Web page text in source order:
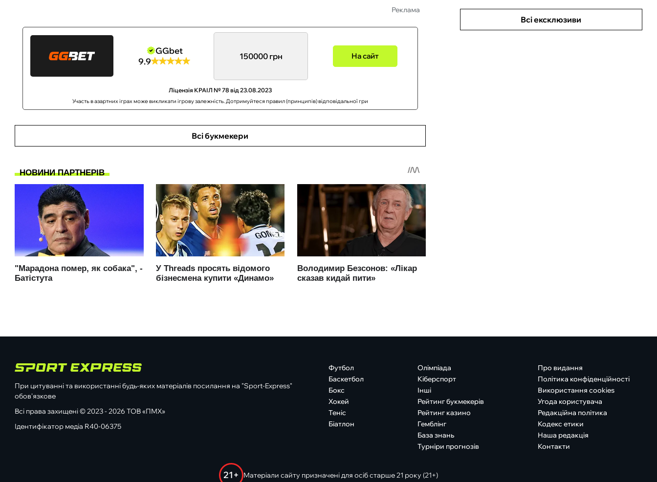
Реклама
GGbet
9.9
150000 грн На сайт
Ліцензія КРАІЛ № 78 від 23.08.2023
Участь в азартних іграх може викликати ігрову залежність. Дотримуйтеся правил (принципів) відповідальної гри
Всі букмекери
Всі ексклюзиви
При цитуванні та використанні будь-яких матеріалів посилання на "Sport-Express"
обов'язкове
Всі права захищені © 2023 - 2026 ТОВ «ПМХ»
Ідентифікатор медіа R40-06375
Футбол
Баскетбол
Бокс
Хокей
Теніс
Біатлон
Олімпіада
Кіберспорт
Інші
Рейтинг букмекерів
Рейтинг казино
Гемблінг
База знань
Турніри прогнозів
Про видання
Політика конфіденційності
Використання cookies
Угода користувача
Редакційна політика
Кодекс етики
Наша редакція
Контакти
21+ Матеріали сайту призначені для осіб старше 21 року (21+)